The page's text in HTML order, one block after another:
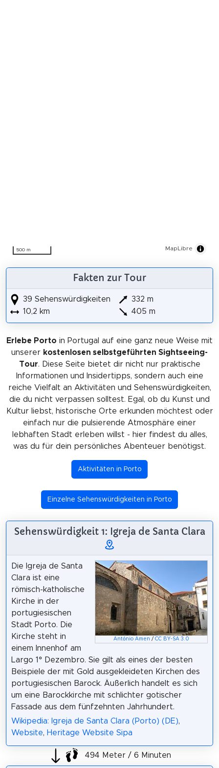
500 m MapLibre
Fakten zur Tour
39 Sehenswürdigkeiten
10,2 km
332 m
405 m
Erlebe Porto in Portugal auf eine ganz neue Weise mit
unserer kostenlosen selbstgeführten Sightseeing-
Tour. Diese Seite bietet dir nicht nur praktische
Informationen und Insidertipps, sondern auch eine
reiche Vielfalt an Aktivitäten und Sehenswürdigkeiten,
die du nicht verpassen solltest. Egal, ob du Kunst und
Kultur liebst, historische Orte erkunden möchtest oder
einfach nur die pulsierende Atmosphäre einer
lebhaften Stadt erleben willst - hier findest du alles,
was du für dein persönliches Abenteuer benötigst.
Aktivitäten in Porto
Einzelne Sehenswürdigkeiten in Porto
Sehenswürdigkeit 1: Igreja de Santa Clara
António Amen /CC BY-SA 3.0
Die Igreja de Santa
Clara ist eine
römisch-katholische
Kirche in der
portugiesischen
Stadt Porto. Die
Kirche steht in
einem Innenhof am
Largo 1° Dezembro. Sie gilt als eines der besten
Beispiele der mit Gold ausgekleideten Kirchen des
portugiesischen Barock. Äußerlich handelt es sich
um eine Barockkirche mit schlichter gotischer
Fassade aus dem fünfzehnten Jahrhundert.
Wikipedia: Igreja de Santa Clara (Porto) (DE),
Website, Heritage Website Sipa
494 Meter / 6 Minuten